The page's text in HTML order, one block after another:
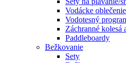
Vodácke oblečenie
Vodotesný
Záchranné kolesá
Paddleboardy
Bežkovanie
Sety